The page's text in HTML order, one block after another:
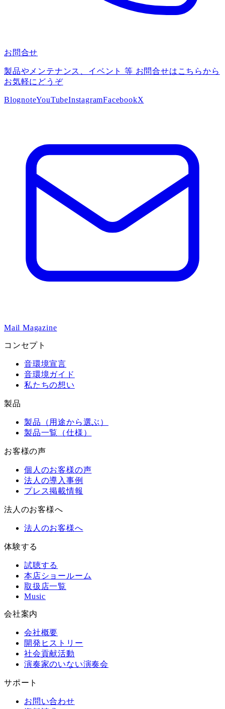
お問合せ
製品やメンテナンス、イベント 等 お問合せはこちらから
お気軽にどうぞ
BlognoteYouTubeInstagramFacebookX
Mail Magazine
コンセプト
音環境宣言
音環境ガイド
私たちの想い
製品
製品（用途から選ぶ）
製品一覧（仕様）
お客様の声
個人のお客様の声
法人の導入事例
プレス掲載情報
法人のお客様へ
法人のお客様へ
体験する
試聴する
本店ショールーム
取扱店一覧
Music
会社案内
会社概要
開発ヒストリー
社会貢献活動
演奏家のいない演奏会
サポート
お問い合わせ